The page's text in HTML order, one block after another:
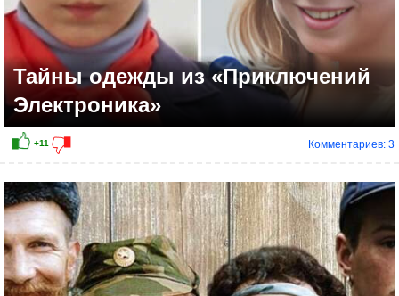
Тайны одежды из «Приключений
Электроника»
Комментариев: 3